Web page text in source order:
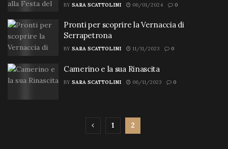
BY SARA SCATTOLINI 06/01/2024 0
Pronti per scoprire la Vernaccia di
Serrapetrona
BY SARA SCATTOLINI 11/11/2023 0
Camerino e la sua Rinascita
BY SARA SCATTOLINI 06/11/2023 0
1 2